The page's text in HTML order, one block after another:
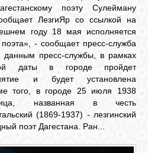
поэту Сулейману
ЛезгиЯр со ссылкой на
году 18 мая исполняется
- сообщает пресс-служба
данным пресс-службы, в рамках
даты в городе пройдет
и будет установлена
того, в городе 25 июля 1938
названная в честь
(1869-1937) - лезгинский
поэт Дагестана. Ран...